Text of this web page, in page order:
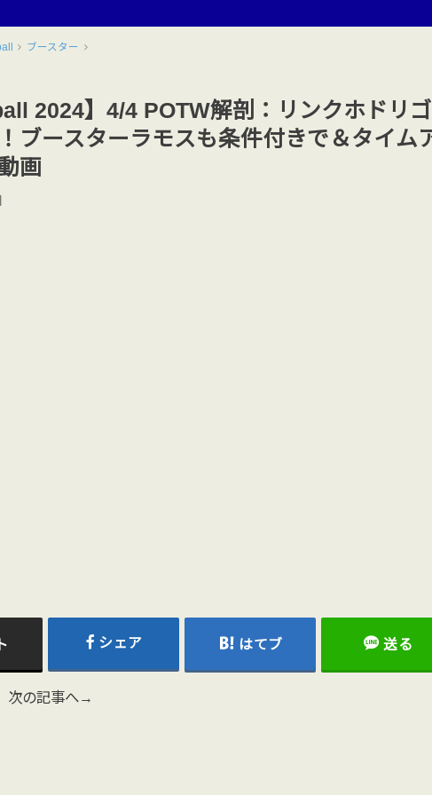
ブースター
2024】4/4 POTW解剖：リンクホドリ
ブースターラモスも条件付きで＆タイム
画
シェア はてブ 送る
次の記事へ→